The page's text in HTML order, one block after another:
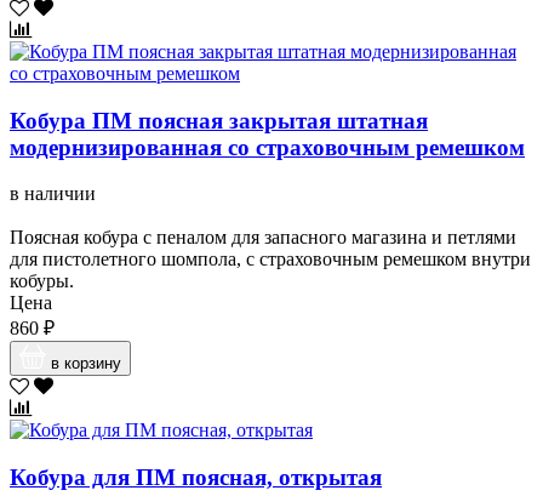
Кобура ПМ поясная закрытая штатная
модернизированная со страховочным ремешком
в наличии
Поясная кобура с пеналом для запасного магазина и петлями
для пистолетного шомпола, с страховочным ремешком внутри
кобуры.
Цена
860 ₽
в корзину
Кобура для ПМ поясная, открытая